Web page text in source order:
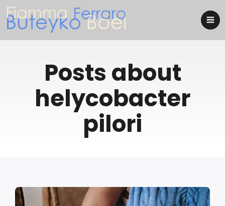
Posts about
helycobacter
pilori